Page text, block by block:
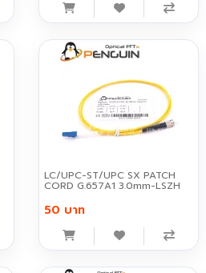
LC/UPC-ST/UPC SX PATCH
CORD G.657A1 3.0mm-LSZH
50 บาท